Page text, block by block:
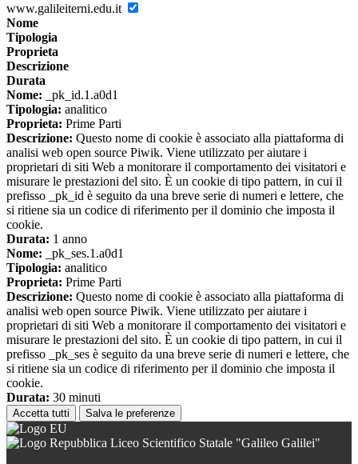
www.galileiterni.edu.it
Nome
Tipologia
Proprieta
Descrizione
Durata
Nome: _pk_id.1.a0d1
Tipologia: analitico
Proprieta: Prime Parti
Descrizione: Questo nome di cookie è associato alla piattaforma di
analisi web open source Piwik. Viene utilizzato per aiutare i
proprietari di siti Web a monitorare il comportamento dei visitatori e
misurare le prestazioni del sito. È un cookie di tipo pattern, in cui il
prefisso _pk_id è seguito da una breve serie di numeri e lettere, che
si ritiene sia un codice di riferimento per il dominio che imposta il
cookie.
Durata: 1 anno
Nome: _pk_ses.1.a0d1
Tipologia: analitico
Proprieta: Prime Parti
Descrizione: Questo nome di cookie è associato alla piattaforma di
analisi web open source Piwik. Viene utilizzato per aiutare i
proprietari di siti Web a monitorare il comportamento dei visitatori e
misurare le prestazioni del sito. È un cookie di tipo pattern, in cui il
prefisso _pk_ses è seguito da una breve serie di numeri e lettere, che
si ritiene sia un codice di riferimento per il dominio che imposta il
cookie.
Durata: 30 minuti
Accetta tutti Salva le preferenze
Liceo Scientifico Statale "Galileo Galilei"